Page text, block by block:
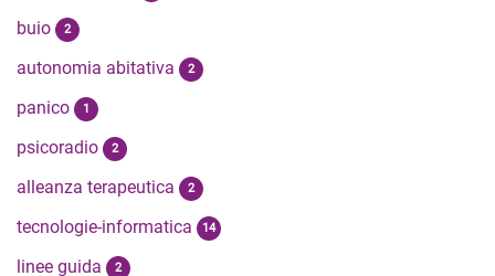
buio 2
autonomia abitativa 2
panico 1
psicoradio 2
alleanza terapeutica 2
tecnologie-informatica 14
linee guida 2